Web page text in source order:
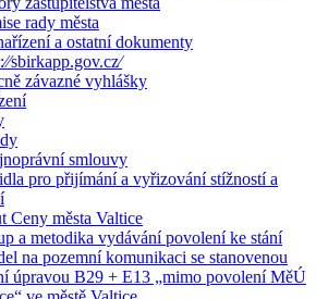
rady města
a ostatní dokumenty
závazné vyhlášky
smlouvy
pro přijímání a vyřizování stížností a
Ceny města Valtice
a metodika vydávání povolení ke stání
na pozemní komunikaci se stanovenou
úpravou B29 + E13 „mimo povolení MěÚ